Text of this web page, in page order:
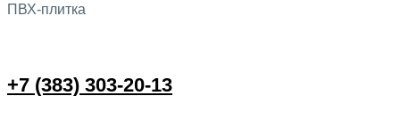
+7 (383) 303-20-13
ПВХ-плитка